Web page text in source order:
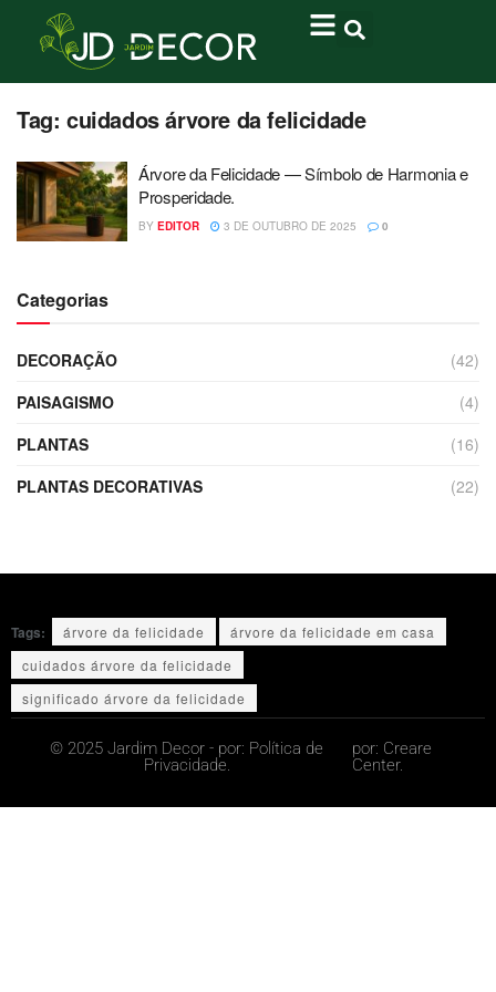
Tag: cuidados árvore da felicidade
Árvore da Felicidade — Símbolo de Harmonia e
Prosperidade.
BY EDITOR 3 DE OUTUBRO DE 2025 0
Categorias
DECORAÇÃO
(42)
PAISAGISMO
(4)
PLANTAS
(16)
PLANTAS DECORATIVAS
(22)
Tags: árvore da felicidade
árvore da felicidade em casa
cuidados árvore da felicidade
significado árvore da felicidade
© 2025 Jardim Decor - por: Política de
Privacidade.
por: Creare
Center.